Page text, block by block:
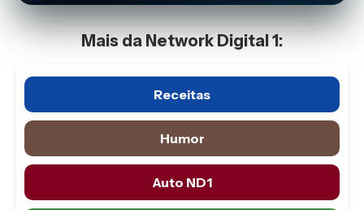
Mais da Network Digital 1:
Receitas
Humor
Auto ND1